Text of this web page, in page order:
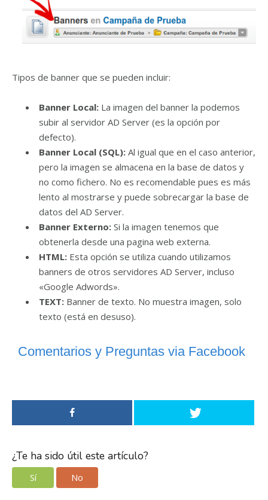
Tipos de banner que se pueden incluir:
Banner Local: La imagen del banner la podemos
subir al servidor AD Server (es la opción por
defecto).
Banner Local (SQL): Al igual que en el caso anterior,
pero la imagen se almacena en la base de datos y
no como fichero. No es recomendable pues es más
lento al mostrarse y puede sobrecargar la base de
datos del AD Server.
Banner Externo: Si la imagen tenemos que
obtenerla desde una pagina web externa.
HTML: Esta opción se utiliza cuando utilizamos
banners de otros servidores AD Server, incluso
«Google Adwords».
TEXT: Banner de texto. No muestra imagen, solo
texto (está en desuso).
Comentarios y Preguntas via Facebook
¿Te ha sido útil este artículo?
Sí No